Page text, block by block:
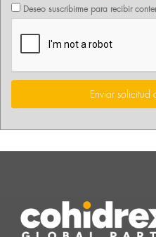
Deseo suscribirme para recibir
Enviar solicitud